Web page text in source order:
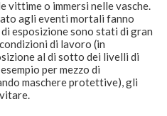
vittime o immersi nelle vasche.
agli eventi mortali fanno
esposizione sono stati di gran
di lavoro (in
al di sotto dei livelli di
per mezzo di
maschere protettive), gli